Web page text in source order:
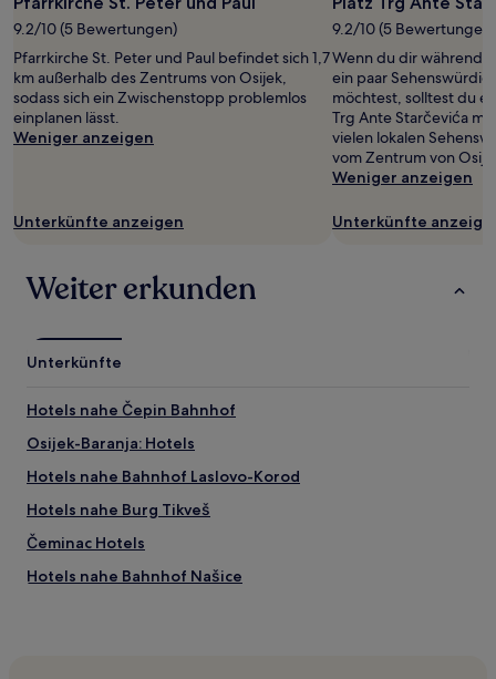
9.2/10 (5 Bewertungen)
Pfarrkirche St. Peter und Paul befindet sich 1,7
km außerhalb des Zentrums von Osijek,
sodass sich ein Zwischenstopp problemlos
einplanen lässt.
Weniger anzeigen
Unterkünfte anzeigen
9.2/10 (5 Bewertungen)
Wenn du dir während
ein paar
möchtest, solltest du
Trg Ante Starčevića
vielen lokalen
vom Zentrum von
Weniger anzeigen
Unterkünfte
Weiter erkunden
Unterkünfte
Hotels nahe Čepin Bahnhof
Osijek-Baranja: Hotels
Hotels nahe Bahnhof Laslovo-Korod
Hotels nahe Burg Tikveš
Čeminac Hotels
Hotels nahe Bahnhof Našice